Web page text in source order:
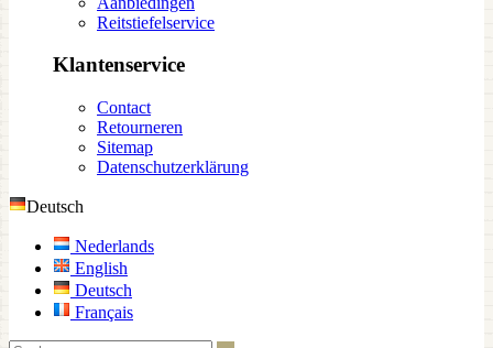
Reitstiefelservice
Klantenservice
Contact
Retourneren
Sitemap
Datenschutzerklärung
Deutsch
Nederlands
English
Deutsch
Français